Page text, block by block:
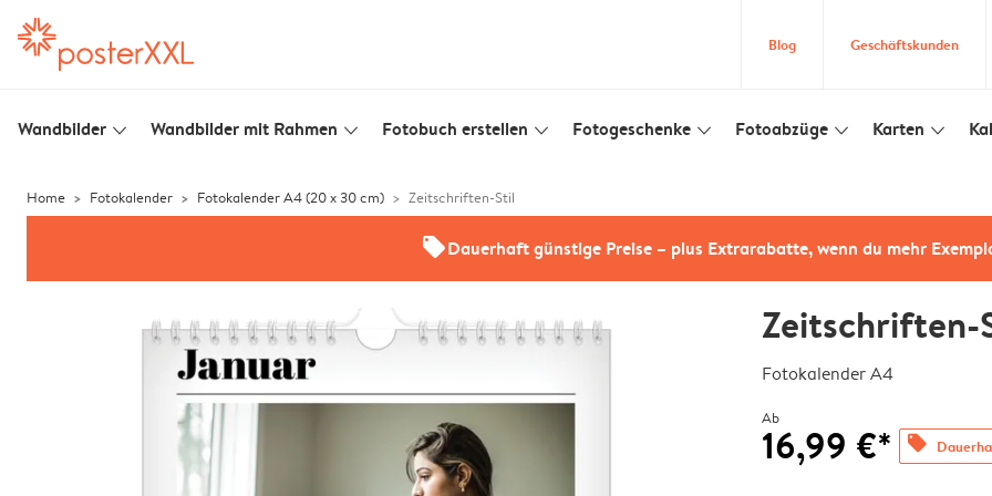
Blog Geschäftskunden
Wandbilder slim_arrow_down Wandbilder mit Rahmen slim_arrow_down Fotobuch erstellen slim_arrow_down Fotogeschenke slim_arrow_down Fotoabzüge slim_arrow_down Karten slim_arrow_down
Home Fotokalender Fotokalender A4 (20 x 30 cm) Zeitschriften-Stil
offersDauerhaft günstige Preise – plus Extrarabatte, wenn du mehr
Zeitschriften-
Fotokalender A4
Ab
16,99 €* offers